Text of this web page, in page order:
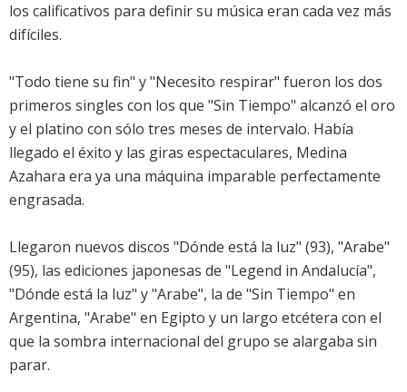
los calificativos para definir su música eran cada vez más
difíciles.
"Todo tiene su fin" y "Necesito respirar" fueron los dos
primeros singles con los que "Sin Tiempo" alcanzó el oro
y el platino con sólo tres meses de intervalo. Había
llegado el éxito y las giras espectaculares, Medina
Azahara era ya una máquina imparable perfectamente
engrasada.
Llegaron nuevos discos "Dónde está la luz" (93), "Arabe"
(95), las ediciones japonesas de "Legend in Andalucía",
"Dónde está la luz" y "Arabe", la de "Sin Tiempo" en
Argentina, "Arabe" en Egipto y un largo etcétera con el
que la sombra internacional del grupo se alargaba sin
parar.